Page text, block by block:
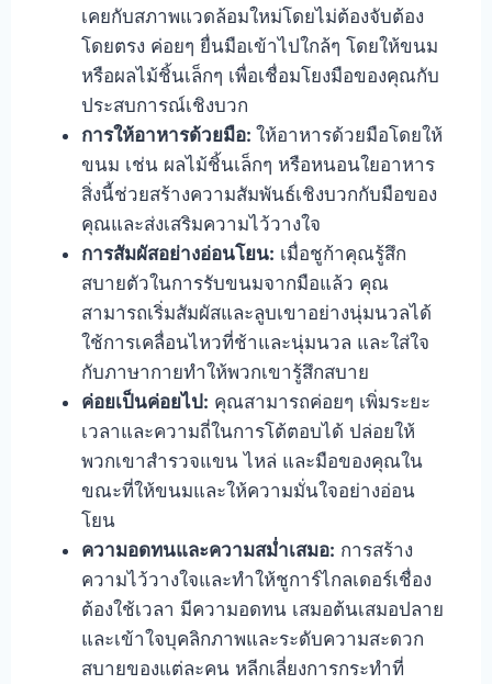
เคยกับสภาพแวดล้อมใหม่โดยไม่ต้องจับต้อง
โดยตรง ค่อยๆ ยื่นมือเข้าไปใกล้ๆ โดยให้ขนม
หรือผลไม้ชิ้นเล็กๆ เพื่อเชื่อมโยงมือของคุณกับ
ประสบการณ์เชิงบวก
การให้อาหารด้วยมือ: ให้อาหารด้วยมือโดยให้
ขนม เช่น ผลไม้ชิ้นเล็กๆ หรือหนอนใยอาหาร
สิ่งนี้ช่วยสร้างความสัมพันธ์เชิงบวกกับมือของ
คุณและส่งเสริมความไว้วางใจ
การสัมผัสอย่างอ่อนโยน: เมื่อชูก้าคุณรู้สึก
สบายตัวในการรับขนมจากมือแล้ว คุณ
สามารถเริ่มสัมผัสและลูบเขาอย่างนุ่มนวลได้
ใช้การเคลื่อนไหวที่ช้าและนุ่มนวล และใส่ใจ
กับภาษากายทำให้พวกเขารู้สึกสบาย
ค่อยเป็นค่อยไป: คุณสามารถค่อยๆ เพิ่มระยะ
เวลาและความถี่ในการโต้ตอบได้ ปล่อยให้
พวกเขาสำรวจแขน ไหล่ และมือของคุณใน
ขณะที่ให้ขนมและให้ความมั่นใจอย่างอ่อน
โยน
ความอดทนและความสม่ำเสมอ: การสร้าง
ความไว้วางใจและทำให้ชูการ์ไกลเดอร์เชื่อง
ต้องใช้เวลา มีความอดทน เสมอต้นเสมอปลาย
และเข้าใจบุคลิกภาพและระดับความสะดวก
สบายของแต่ละคน หลีกเลี่ยงการกระทำที่